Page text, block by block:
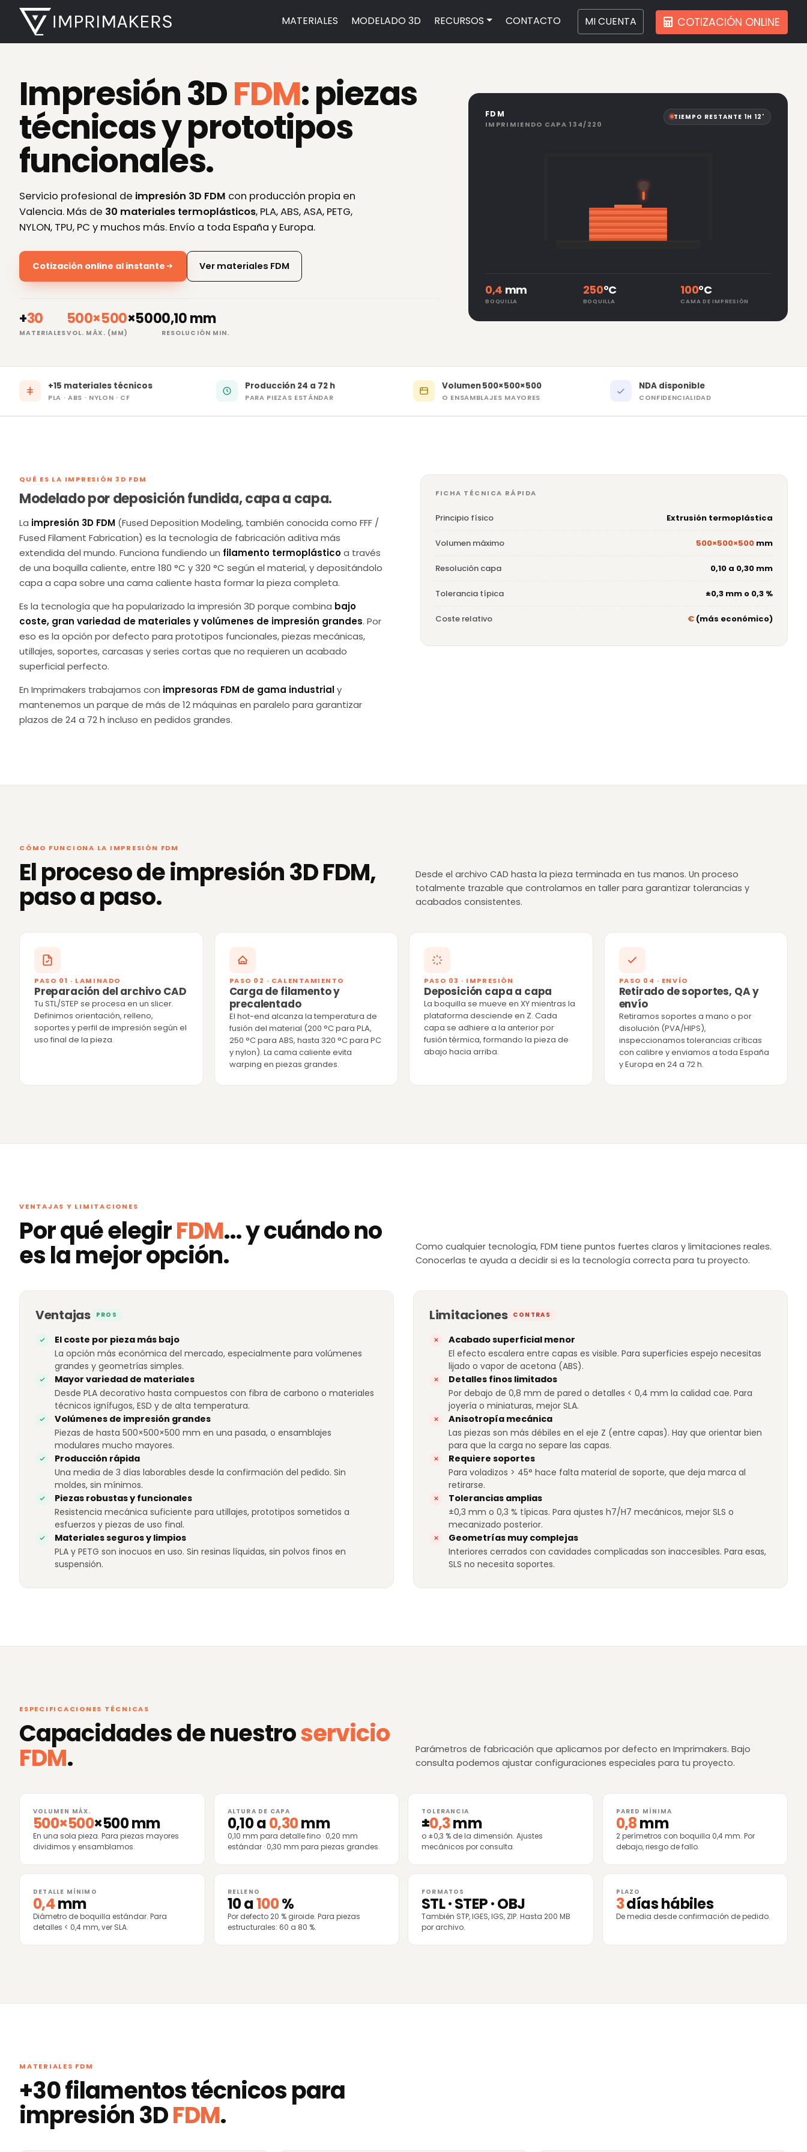
MATERIALES MODELADO 3D RECURSOS CONTACTO MI CUENTA COTIZACIÓN ONLINE
Impresión 3DFDM: piezas
técnicas y prototipos
funcionales.
Servicio profesional de impresión 3D FDM con producción propia en
Valencia. Más de 30 materiales termoplásticos, PLA, ABS, ASA, PETG,
NYLON, TPU, PC y muchos más. Envío a toda España y Europa.
Cotización online al instante Ver materiales FDM
+30
MATERIALES
500×500×500
VOL. MÁX. (MM)
0,10 mm
RESOLUCIÓN MIN.
FDM
IMPRIMIENDO CAPA 134/220
TIEMPO RESTANTE 1H 12'
0,4 mm
BOQUILLA
250°C
BOQUILLA
100°C
CAMA DE IMPRESIÓN
+15 materiales técnicos
PLA · ABS · NYLON · CF
Producción 24 a 72 h
PARA PIEZAS ESTÁNDAR
Volumen 500×500×500
O ENSAMBLAJES MAYORES
NDA disponible
CONFIDENCIALIDAD
QUÉ ES LA IMPRESIÓN 3D FDM
Modelado por deposición fundida, capa a capa.
La impresión 3D FDM (Fused Deposition Modeling, también conocida como FFF /
Fused Filament Fabrication) es la tecnología de fabricación aditiva más
extendida del mundo. Funciona fundiendo un filamento termoplásticoa través
de una boquilla caliente, entre 180 °C y 320 °C según el material, y depositándolo
capa a capa sobre una cama caliente hasta formar la pieza completa.
Es la tecnología que ha popularizado la impresión 3D porque combina bajo
coste, gran variedad de materiales y volúmenes de impresión grandes. Por
eso es la opción por defecto para prototipos funcionales, piezas mecánicas,
utillajes, soportes, carcasas y series cortas que no requieren un acabado
superficial perfecto.
En Imprimakers trabajamos con impresoras FDM de gama industrialy
mantenemos un parque de más de 12 máquinas en paralelo para garantizar
plazos de 24 a 72 h incluso en pedidos grandes.
FICHA TÉCNICA RÁPIDA
Principio físico Extrusión termoplástica
Volumen máximo 500×500×500 mm
Resolución capa 0,10 a 0,30 mm
Tolerancia típica ±0,3 mm o 0,3 %
Coste relativo € (más económico)
CÓMO FUNCIONA LA IMPRESIÓN FDM
El proceso de impresión 3D FDM,
paso a paso.
Desde el archivo CAD hasta la pieza terminada en tus manos. Un proceso
totalmente trazable que controlamos en taller para garantizar tolerancias y
acabados consistentes.
PASO 01 · LAMINADO
Preparación del archivo CAD
Tu STL/STEP se procesa en un slicer.
Definimos orientación, relleno,
soportes y perfil de impresión según el
uso final de la pieza.
PASO 02 · CALENTAMIENTO
Carga de filamento y
precalentado
El hot-end alcanza la temperatura de
fusión del material (200 °C para PLA,
250 °C para ABS, hasta 320 °C para PC
y nylon). La cama caliente evita
warping en piezas grandes.
PASO 03 · IMPRESIÓN
Deposición capa a capa
La boquilla se mueve en XY mientras la
plataforma desciende en Z. Cada
capa se adhiere a la anterior por
fusión térmica, formando la pieza de
abajo hacia arriba.
PASO 04 · ENVÍO
Retirado de soportes, QA y
envío
Retiramos soportes a mano o por
disolución (PVA/HIPS),
inspeccionamos tolerancias críticas
con calibre y enviamos a toda España
y Europa en 24 a 72 h.
VENTAJAS Y LIMITACIONES
Por qué elegirFDM... y cuándo no
es la mejor opción.
Como cualquier tecnología, FDM tiene puntos fuertes claros y limitaciones reales.
Conocerlas te ayuda a decidir si es la tecnología correcta para tu proyecto.
Ventajas PROS
El coste por pieza más bajo
La opción más económica del mercado, especialmente para volúmenes
grandes y geometrías simples.
Mayor variedad de materiales
Desde PLA decorativo hasta compuestos con fibra de carbono o materiales
técnicos ignífugos, ESD y de alta temperatura.
Volúmenes de impresión grandes
Piezas de hasta 500×500×500 mm en una pasada, o ensamblajes
modulares mucho mayores.
Producción rápida
Una media de 3 días laborables desde la confirmación del pedido. Sin
moldes, sin mínimos.
Piezas robustas y funcionales
Resistencia mecánica suficiente para utillajes, prototipos sometidos a
esfuerzos y piezas de uso final.
Materiales seguros y limpios
PLA y PETG son inocuos en uso. Sin resinas líquidas, sin polvos finos en
suspensión.
Limitaciones CONTRAS
Acabado superficial menor
El efecto escalera entre capas es visible. Para superficies espejo necesitas
lijado o vapor de acetona (ABS).
Detalles finos limitados
Por debajo de 0,8 mm de pared o detalles < 0,4 mm la calidad cae. Para
joyería o miniaturas, mejor SLA.
Anisotropía mecánica
Las piezas son más débiles en el eje Z (entre capas). Hay que orientar bien
para que la carga no separe las capas.
Requiere soportes
Para voladizos > 45° hace falta material de soporte, que deja marca al
retirarse.
Tolerancias amplias
±0,3 mm o 0,3 % típicas. Para ajustes h7/H7 mecánicos, mejor SLS o
mecanizado posterior.
Geometrías muy complejas
Interiores cerrados con cavidades complicadas son inaccesibles. Para esas,
SLS no necesita soportes.
ESPECIFICACIONES TÉCNICAS
Capacidades de nuestroservicio
FDM.
Parámetros de fabricación que aplicamos por defecto en Imprimakers. Bajo
consulta podemos ajustar configuraciones especiales para tu proyecto.
VOLUMEN MÁX.
500×500×500 mm
En una sola pieza. Para piezas mayores
dividimos y ensamblamos.
ALTURA DE CAPA
0,10 a0,30mm
0,10 mm para detalle fino · 0,20 mm
estándar · 0,30 mm para piezas grandes.
TOLERANCIA
±0,3mm
o ±0,3 % de la dimensión. Ajustes
mecánicos por consulta.
PARED MÍNIMA
0,8mm
2 perímetros con boquilla 0,4 mm. Por
debajo, riesgo de fallo.
DETALLE MÍNIMO
0,4mm
Diámetro de boquilla estándar. Para
detalles < 0,4 mm, ver SLA.
RELLENO
10 a100%
Por defecto 20 % giroide. Para piezas
estructurales: 60 a 80 %.
FORMATOS
STL · STEP · OBJ
También STP, IGES, IGS, ZIP. Hasta 200 MB
por archivo.
PLAZO
3días hábiles
De media desde confirmación de pedido.
MATERIALES FDM
+30 filamentos técnicos para
impresión 3DFDM.